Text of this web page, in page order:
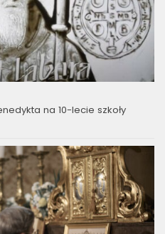
na 10-lecie szkoły